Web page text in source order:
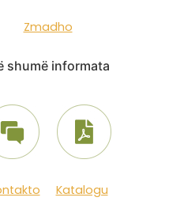
Zmadho
shumë informata
Katalogu